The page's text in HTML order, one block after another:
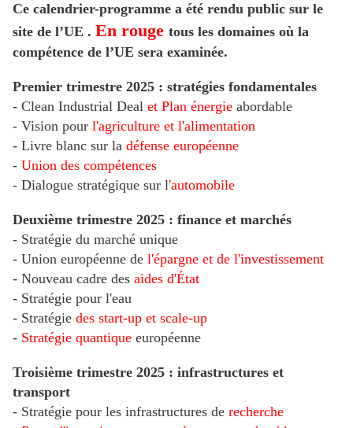
Ce calendrier-programme a été rendu public sur le
site de l’UE . En rouge tous les domaines où la
compétence de l’UE sera examinée.
Premier trimestre 2025 : stratégies fondamentales
- Clean Industrial Deal et Plan énergie abordable
- Vision pour l'agriculture et l'alimentation
- Livre blanc sur la défense européenne
- Union des compétences
- Dialogue stratégique sur l'automobile
Deuxième trimestre 2025 : finance et marchés
- Stratégie du marché unique
- Union européenne de l'épargne et de l'investissement
- Nouveau cadre des aides d'État
- Stratégie pour l'eau
- Stratégie des start-up et scale-up
- Stratégie quantique européenne
Troisième trimestre 2025 : infrastructures et
transport
- Stratégie pour les infrastructures de recherche